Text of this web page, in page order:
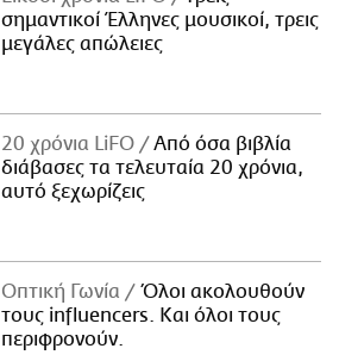
σημαντικοί Έλληνες μουσικοί, τρεις
μεγάλες απώλειες
20 χρόνια LiFO
Από όσα βιβλία
διάβασες τα τελευταία 20 χρόνια,
αυτό ξεχωρίζεις
Οπτική Γωνία
Όλοι ακολουθούν
τους influencers. Και όλοι τους
περιφρονούν.